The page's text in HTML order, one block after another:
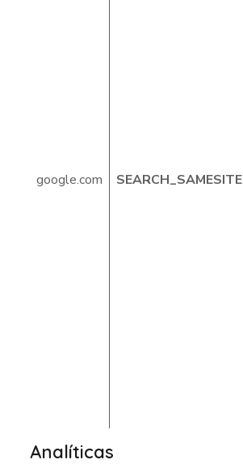
google.com SEARCH_SAMESITE
Analíticas